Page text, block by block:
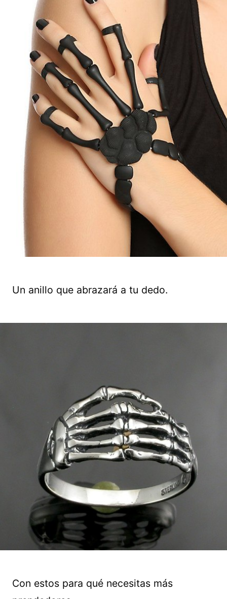
Un anillo que abrazará a tu dedo.
Con estos para qué necesitas más